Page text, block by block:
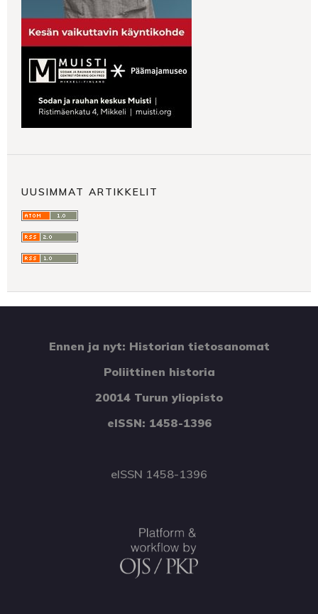
UUSIMMAT ARTIKKELIT
Ennen ja nyt: Historian tietosanomat
Poliittinen historia
20014 Turun yliopisto
eISSN: 1458-1396
eISSN 1458-1396